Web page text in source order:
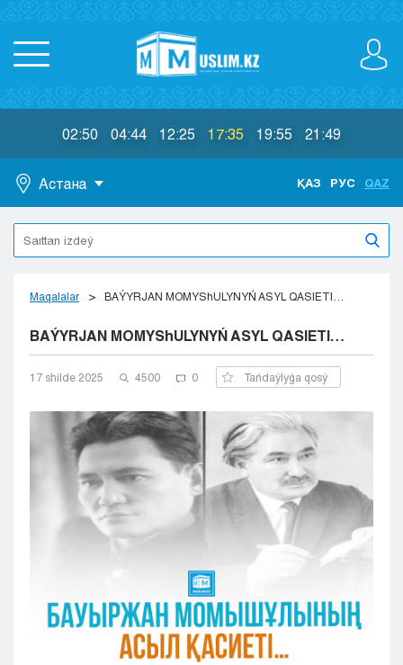
02:50 04:44 12:25 17:35 19:55 21:49
Астана
Astana
Almaty
Aktobe
Jezkazgan
Karaganda
Kokshetaý
Kyzylorda
Pavlodar
Petropavlovsk
Taldykorgan
Shymkent
ҚАЗ РУС QAZ
Maqalalar BAÝYRJAN MOMYShULYNYŃ ASYL QASIETI…
BAÝYRJAN MOMYShULYNYŃ ASYL QASIETI…
17 shіlde 2025 4500 0 Tańdaýlyǵa qosý